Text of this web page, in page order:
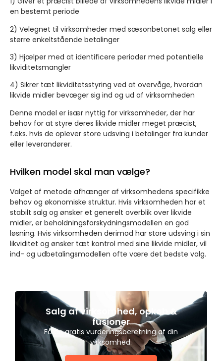
en bestemt periode
2) Velegnet til virksomheder med sæsonbetonet salg eller
større enkeltstående betalinger
3) Hjælper med at identificere perioder med potentielle
likviditetsmangler
4) Sikrer tæt likviditetsstyring ved at overvåge, hvordan
likvide midler bevæger sig ind og ud af virksomheden
Denne model er især nyttig for virksomheder, der har
behov for at styre deres likvide midler meget præcist,
f.eks. hvis de oplever store udsving i betalinger fra kunder
eller leverandører.
Hvilken model skal man vælge?
Valget af metode afhænger af virksomhedens specifikke
behov og økonomiske struktur. Hvis virksomheden har et
stabilt salg og ønsker et generelt overblik over likvide
midler, er beholdningsforskydningsmodellen en god
løsning. Hvis virksomheden derimod har store udsving i sin
likviditet og ønsker tæt kontrol med sine likvide midler, vil
ind- og udbetalingsmodellen ofte være det bedste valg.
Salg af virksomhed, opkøb &
fusioner
Få en gratis vurderingsberetning af din
virksomhed.